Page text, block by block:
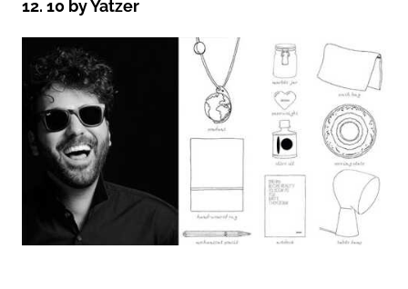
12. 10 by Yatzer